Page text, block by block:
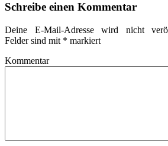
Schreibe einen Kommentar
Deine E-Mail-Adresse wird nicht
Felder sind mit * markiert